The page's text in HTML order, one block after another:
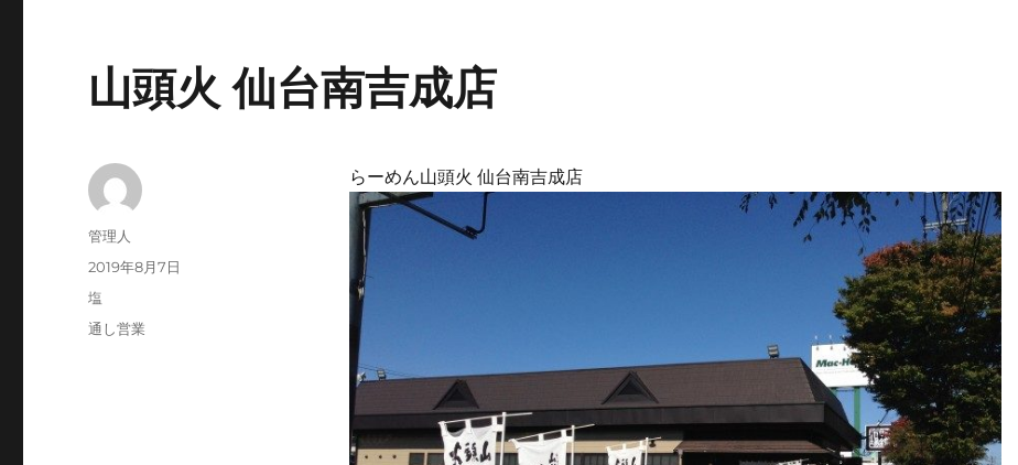
山頭火 仙台南吉成店
らーめん山頭火 仙台南吉成店
投
管理人
投
稿
2019年8月7日
カ
テ
塩
タ
通し営業